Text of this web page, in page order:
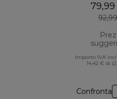
Importo IVA
14,42 € di
Confronta